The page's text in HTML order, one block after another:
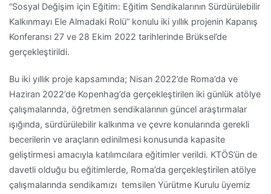
“Sosyal Değişim için Eğitim: Eğitim Sendikalarının Sürdürülebilir
Kalkınmayı Ele Almadaki Rolü” konulu iki yıllık projenin Kapanış
Konferansı 27 ve 28 Ekim 2022 tarihlerinde Brüksel’de
gerçekleştirildi.
Bu iki yıllık proje kapsamında; Nisan 2022’de Roma’da ve
Haziran 2022’de Kopenhag’da gerçekleştirilen iki günlük atölye
çalışmalarında, öğretmen sendikalarının güncel araştırmalar
ışığında, sürdürülebilir kalkınma ve çevre konularında gerekli
becerilerin ve araçların edinilmesi konusunda kapasite
geliştirmesi amacıyla katılımcılara eğitimler verildi. KTÖS’ün de
davetli olduğu bu eğitimlerde, Roma’da gerçekleştirilen atölye
çalışmalarında sendikamızı temsilen Yürütme Kurulu üyemiz